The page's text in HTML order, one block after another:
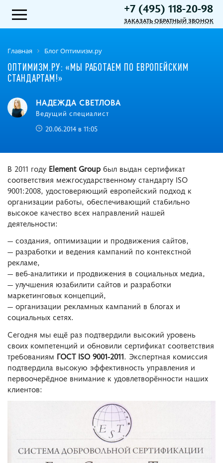
+7 (495) 118-20-98
ЗАКАЗАТЬ ОБРАТНЫЙ ЗВОНОК
Главная Блог Оптимизм.ру
ОПТИМИЗМ.РУ: «МЫ РАБОТАЕМ ПО ЕВРОПЕЙСКИМ
СТАНДАРТАМ!»
НАДЕЖДА СВЕТЛОВА
Ведущий специалист
20.06.2014 в 11:05
В 2011 году Element Group был выдан сертификат
соответствия межгосударственному стандарту ISO
9001:2008, удостоверяющий европейский подход к
организации работы, обеспечивающий стабильно
высокое качество всех направлений нашей
деятельности:
— создания, оптимизации и продвижения сайтов,
— разработки и ведения кампаний по контекстной
рекламе,
— веб-аналитики и продвижения в социальных медиа,
— улучшения юзабилити сайтов и разработки
маркетинговых концепций,
— организации рекламных кампаний в блогах и
социальных сетях.
Сегодня мы ещё раз подтвердили высокий уровень
своих компетенций и обновили сертификат соответствия
требованиям ГОСТ ISO 9001-2011. Экспертная комиссия
подтвердила высокую эффективность управления и
первоочерёдное внимание к удовлетворённости наших
клиентов: